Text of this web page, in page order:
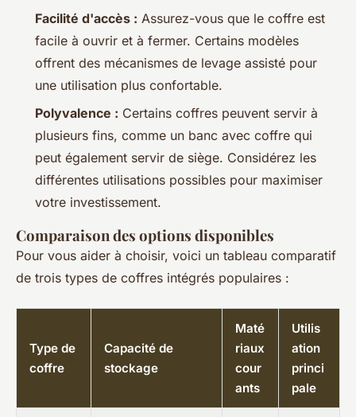
Facilité d'accès : Assurez-vous que le coffre est
facile à ouvrir et à fermer. Certains modèles
offrent des mécanismes de levage assisté pour
une utilisation plus confortable.
Polyvalence : Certains coffres peuvent servir à
plusieurs fins, comme un banc avec coffre qui
peut également servir de siège. Considérez les
différentes utilisations possibles pour maximiser
votre investissement.
Comparaison des options disponibles
Pour vous aider à choisir, voici un tableau comparatif
de trois types de coffres intégrés populaires :
Type de
coffre
Capacité de
stockage
Maté
riaux
cour
ants
Utilis
ation
princi
pale